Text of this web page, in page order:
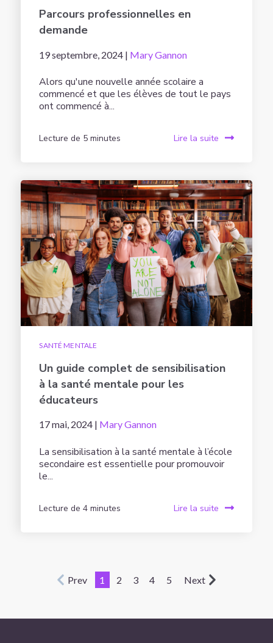
Parcours professionnelles en
demande
19 septembre, 2024 | Mary Gannon
Alors qu'une nouvelle année scolaire a
commencé et que les élèves de tout le pays
ont commencé à...
Lecture de 5 minutes Lire la suite
SANTÉ MENTALE
Un guide complet de sensibilisation
à la santé mentale pour les
éducateurs
17 mai, 2024 | Mary Gannon
La sensibilisation à la santé mentale à l’école
secondaire est essentielle pour promouvoir
le...
Lecture de 4 minutes Lire la suite
Prev 1 2 3 4 5 Next